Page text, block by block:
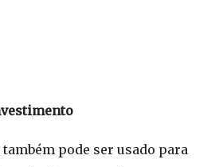
pode ser usado para